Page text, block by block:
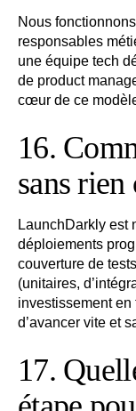
Nous
responsables
une équipe tech
de product
cœur de ce
16.
sans rien
LaunchDarkly est
déploiements
couverture de
(unitaires,
investissement en
d’avancer vite et
17.